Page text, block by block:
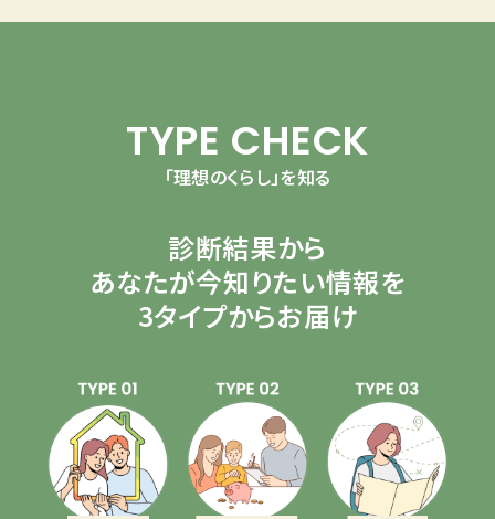
TYPE CHECK
「理想のくらし」を知る
診断結果から
あなたが今知りたい情報を
3タイプからお届け